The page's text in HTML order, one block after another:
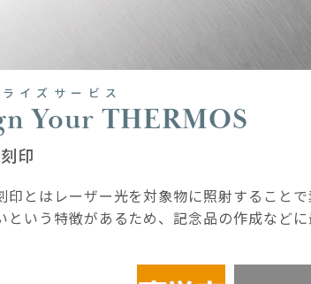
イズサービス
Your THERMOS
印
印とはレーザー光を対象物に照射すること
という特徴があるため、記念品の作成などに